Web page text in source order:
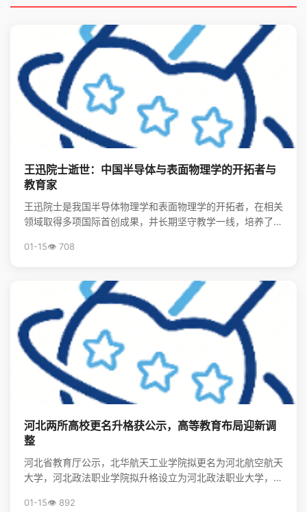
王迅院士逝世：中国半导体与表面物理学的开拓者与
教育家
王迅院士是我国半导体物理学和表面物理学的开拓者，在相关
领域取得多项国际首创成果，并长期坚守教学一线，培养了大
01-15👁️ 708
河北两所高校更名升格获公示，高等教育布局迎新调
整
河北省教育厅公示，北华航天工业学院拟更名为河北航空航天
大学，河北政法职业学院拟升格设立为河北政法职业大学，标
01-15👁️ 892